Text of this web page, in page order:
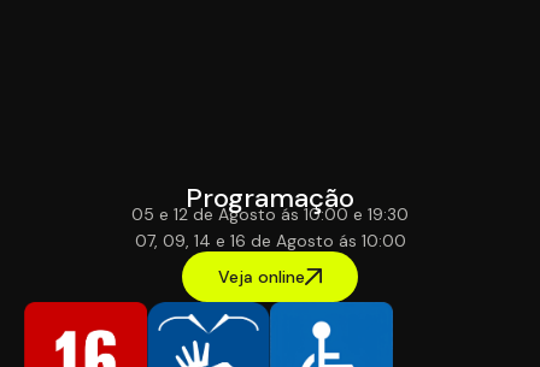
Programação
05 e 12 de Agosto ás 10:00 e 19:30
07, 09, 14 e 16 de Agosto ás 10:00
Veja online